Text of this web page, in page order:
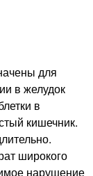
для
в желудок
в
кишечник.
широкого
нарушение